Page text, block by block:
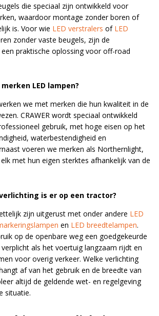
die speciaal zijn ontwikkeld voor
waardoor montage zonder boren of
is. Voor wie LED verstralers of LED
zonder vaste beugels, zijn de
praktische oplossing voor off-road
LED lampen?
we met merken die hun kwaliteit in de
CRAWER wordt speciaal ontwikkeld
gebruik, met hoge eisen op het
waterbestendigheid en
voeren we merken als Northernlight,
met hun eigen sterktes afhankelijk van de
is er op een tractor?
zijn uitgerust met onder andere LED
en LED breedtelampen.
op de openbare weg een goedgekeurde
verplicht als het voertuig langzaam rijdt en
voor overig verkeer. Welke verlichting
af van het gebruik en de breedte van
altijd de geldende wet- en regelgeving
situatie.